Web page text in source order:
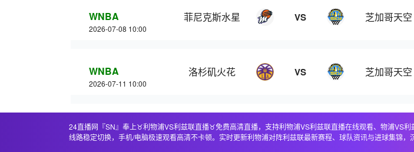
WNBA
2026-07-08 10:00
菲尼克斯水星 VS 芝加哥天空
WNBA
2026-07-11 10:00
洛杉矶火花 VS 芝加哥天空
24直播网『SN』奉上♉️利物浦VS利兹联直播♉️免费高清直播，支持利物浦VS利兹联直播在线观看、物浦VS
线路稳定切换，手机/电脑极速观看高清不卡顿。实时更新利物浦对阵利兹联最新赛程、球队资讯与进球集锦，